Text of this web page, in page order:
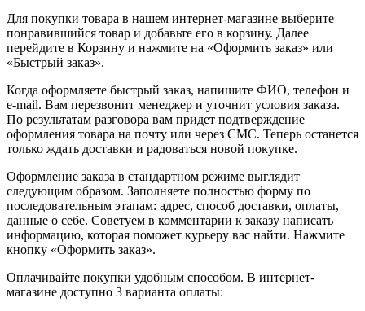
Для покупки товара в нашем интернет-магазине выберите
понравившийся товар и добавьте его в корзину. Далее
перейдите в Корзину и нажмите на «Оформить заказ» или
«Быстрый заказ».
Когда оформляете быстрый заказ, напишите ФИО, телефон и
e-mail. Вам перезвонит менеджер и уточнит условия заказа.
По результатам разговора вам придет подтверждение
оформления товара на почту или через СМС. Теперь останется
только ждать доставки и радоваться новой покупке.
Оформление заказа в стандартном режиме выглядит
следующим образом. Заполняете полностью форму по
последовательным этапам: адрес, способ доставки, оплаты,
данные о себе. Советуем в комментарии к заказу написать
информацию, которая поможет курьеру вас найти. Нажмите
кнопку «Оформить заказ».
Оплачивайте покупки удобным способом. В интернет-
магазине доступно 3 варианта оплаты: